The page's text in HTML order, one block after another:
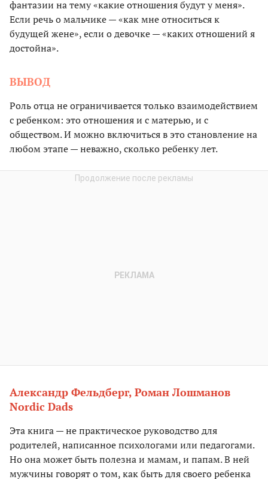
фантазии на тему «какие отношения будут у меня».
Если речь о мальчике — «как мне относиться к
будущей жене», если о девочке — «каких отношений я
достойна».
ВЫВОД
Роль отца не ограничивается только взаимодействием
с ребенком: это отношения и с матерью, и с
обществом. И можно включиться в это становление на
любом этапе — неважно, сколько ребенку лет.
Александр Фельдберг, Роман Лошманов
Nordic Dads
Эта книга — не практическое руководство для
родителей, написанное психологами или педагогами.
Но она может быть полезна и мамам, и папам. В ней
мужчины говорят о том, как быть для своего ребенка